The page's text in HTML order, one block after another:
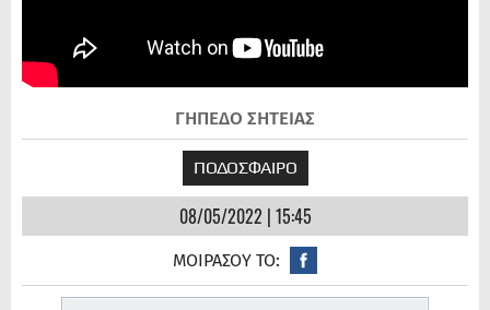
ΓΗΠΕΔΟ ΣΗΤΕΙΑΣ
ΠΟΔΟΣΦΑΙΡΟ
08/05/2022 | 15:45
ΜΟΙΡΑΣΟΥ ΤΟ: